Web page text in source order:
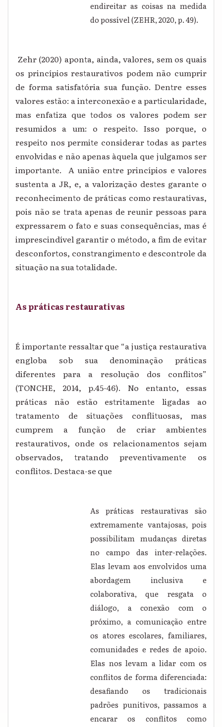
endireitar as coisas na medida
do possível (ZEHR, 2020, p. 49).
Zehr (2020) aponta, ainda, valores, sem os quais
os princípios restaurativos podem não cumprir
de forma satisfatória sua função. Dentre esses
valores estão: a interconexão e a particularidade,
mas enfatiza que todos os valores podem ser
resumidos a um: o respeito. Isso porque, o
respeito nos permite considerar todas as partes
envolvidas e não apenas àquela que julgamos ser
importante.
A união entre princípios e valores
sustenta a JR, e, a valorização destes garante o
reconhecimento de práticas como restaurativas,
pois não se trata apenas de reunir pessoas para
expressarem o fato e suas consequências, mas é
imprescindível garantir o método, a fim de evitar
desconfortos, constrangimento e descontrole da
situação na sua totalidade.
As práticas restaurativas
É importante ressaltar que “a justiça restaurativa
engloba sob sua denominação práticas
diferentes para a resolução dos conflitos”
(TONCHE, 2014, p.45-46). No entanto, essas
práticas não estão estritamente ligadas ao
tratamento de situações conflituosas, mas
cumprem a função de criar ambientes
restaurativos, onde os relacionamentos sejam
observados, tratando preventivamente os
conflitos. Destaca-se que
As práticas restaurativas são
extremamente vantajosas, pois
possibilitam mudanças diretas
no campo das inter-relações.
Elas levam aos envolvidos uma
abordagem inclusiva e
colaborativa, que resgata o
diálogo, a conexão com o
próximo, a comunicação entre
os atores escolares, familiares,
comunidades e redes de apoio.
Elas nos levam a lidar com os
conflitos de forma diferenciada:
desafiando os tradicionais
padrões punitivos, passamos a
encarar os conflitos como